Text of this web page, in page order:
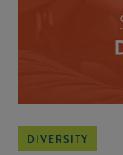
DIVERSITY